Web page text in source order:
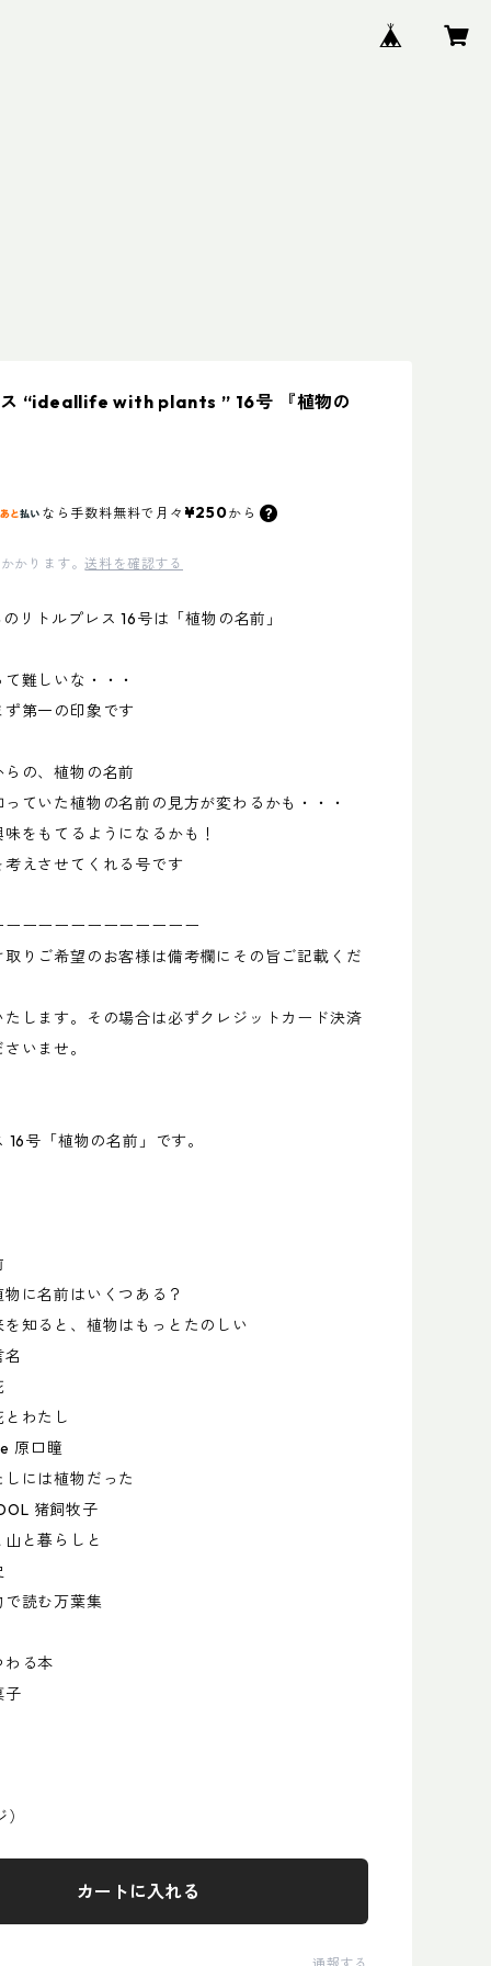
“ideallife with plants ” 16号 『植物の
なら 手数料無料で 月々 ¥250から
かります。送料を確認する
リトルプレス 16号は「植物の名前」
難しいな・・・
第一の印象です
の、植物の名前
ていた植物の名前の見方が変わるかも・・・
をもてるようになるかも！
えさせてくれる号です
ーーーーーーーーーーー
りご希望のお客様は備考欄にその旨ご記載くだ
します。その場合は必ずクレジットカード決済
いませ。
16号「植物の名前」です。
に名前はいくつある？
知ると、植物はもっとたのしい
わたし
口瞳
には植物だった
猪飼牧子
と暮らしと
読む万葉集
わる本
子
カートに入れる